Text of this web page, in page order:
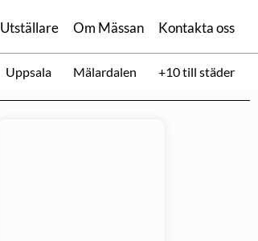
Utställare Om Mässan Kontakta oss
Uppsala Mälardalen +10 till städer